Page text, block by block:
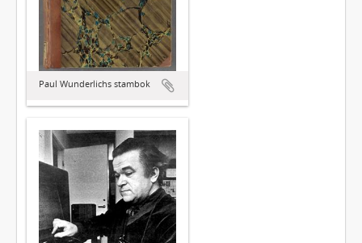
Paul Wunderlichs stambok